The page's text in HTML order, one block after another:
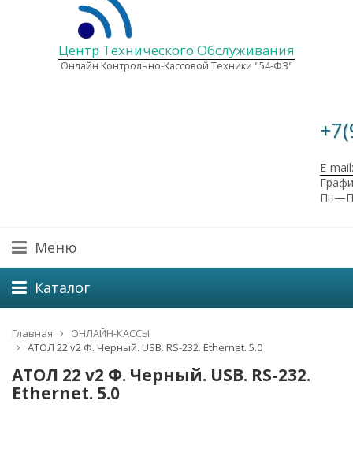
Центр Технического Обслуживания
Онлайн Контрольно-Кассовой Техники "54-ФЗ"
E-
Меню
Каталог
Главная
ОНЛАЙН-КАССЫ
АТОЛ 22 v2 Ф. Черный. USB. RS-232. Ethernet. 5.0
АТОЛ 22 v2 Ф. Черный. USB. RS-232.
Ethernet. 5.0